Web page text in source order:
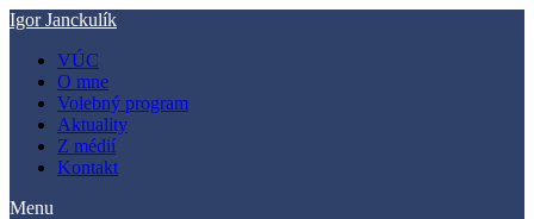
Preskočiť
obsah
Igor Janckulík
VÚC
O mne
Volebný program
Aktuality
Z médií
Kontakt
Menu